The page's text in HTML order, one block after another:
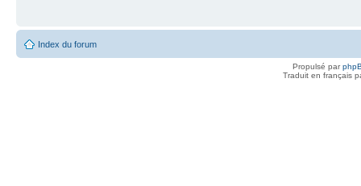
Index du forum
Propulsé par
Traduit en français